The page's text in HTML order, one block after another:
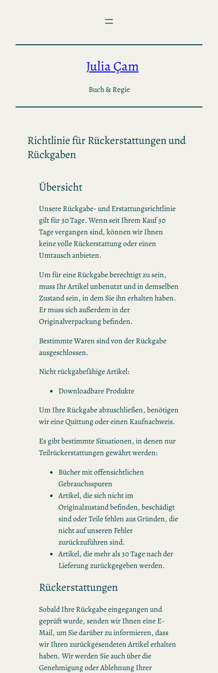
Julia Çam
Buch & Regie
Richtlinie für Rückerstattungen und
Rückgaben
Übersicht
Unsere Rückgabe- und Erstattungsrichtlinie
gilt für 30 Tage. Wenn seit Ihrem Kauf 30
Tage vergangen sind, können wir Ihnen
keine volle Rückerstattung oder einen
Umtausch anbieten.
Um für eine Rückgabe berechtigt zu sein,
muss Ihr Artikel unbenutzt und in demselben
Zustand sein, in dem Sie ihn erhalten haben.
Er muss sich außerdem in der
Originalverpackung befinden.
Bestimmte Waren sind von der Rückgabe
ausgeschlossen.
Nicht rückgabefähige Artikel:
Downloadbare Produkte
Um Ihre Rückgabe abzuschließen, benötigen
wir eine Quittung oder einen Kaufnachweis.
Es gibt bestimmte Situationen, in denen nur
Teilrückerstattungen gewährt werden:
Bücher mit offensichtlichen
Gebrauchsspuren
Artikel, die sich nicht im
Originalzustand befinden, beschädigt
sind oder Teile fehlen aus Gründen, die
nicht auf unseren Fehler
zurückzuführen sind.
Artikel, die mehr als 30 Tage nach der
Lieferung zurückgegeben werden.
Rückerstattungen
Sobald Ihre Rückgabe eingegangen und
geprüft wurde, senden wir Ihnen eine E-
Mail, um Sie darüber zu informieren, dass
wir Ihren zurückgesendeten Artikel erhalten
haben. Wir werden Sie auch über die
Genehmigung oder Ablehnung Ihrer